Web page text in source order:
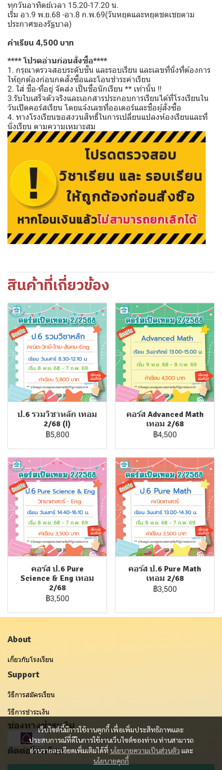
ทุกวันอาทิตย์เวลา 15.20-17.20 น.
เริ่ม อา.9 พ.ย.68 -อา.8 ก.พ.69(วันหยุดและหยุดชดเชยตาม
ประกาศของรัฐบาล)
ค่าเรียน 4,500 บาท
**** โปรดอ่านก่อนสั่งซื้อ****
1. กรุณาตรวจสอบระดับชั้น และรอบเรียน และเลขที่นั่งที่ต้องการ
ให้ถูกต้องก่อนกดสั่งซื้อและโอนชำระค่าเรียน
2. ใส่ ชื่อ-ที่อยู่ จัดส่ง เป็นชื่อนักเรียน ** เท่านั้น !!
3.รับใบเสร็จตัวจริงและเอกสารประกอบการเรียนได้ที่โรงเรียนใน
วันเปิดคอร์สเรียน โดยแจ้งเลขที่ออเดอร์และชื่อผู้สั่งซื้อ
4. ทางโรงเรียนขอสงวนสิทธิ์ในการเปลี่ยนแปลงห้องเรียนและที่
นั่งเรียน ตามความเหมาะสม
สินค้าที่เกี่ยวข้อง
ป.6 รวมวิชาหลัก เทอม
2/68 (I)
฿5,800
คอร์ส Advanced Math
เทอม 2/68
฿4,500
คอร์ส ป.6 Pure
Science & Eng เทอม
2/68
฿3,500
คอร์ส ป.6 Pure Math
เทอม 2/68
฿3,500
เว็บไซต์นี้มีการใช้งานคุกกี้ เพื่อเพิ่มประสิทธิภาพและ
ประสบการณ์ที่ดีในการใช้งานเว็บไซต์ของท่าน ท่านสามารถ
อ่านรายละเอียดเพิ่มเติมได้ที่ นโยบายความเป็นส่วนตัว และ
นโยบายคุกกี้
About
เกี่ยวกับโรงเรียน
Support
วิธีการสมัครเรียน
วิธีการชำระเงิน
ช่องทางชำระเงิน
ติดต่อโรงเรียน